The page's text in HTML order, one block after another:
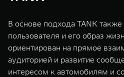
В основе подхода TANK
пользователя и его образ
ориентирован на прямое
аудиторией и развитие
интересом к автомобилям и